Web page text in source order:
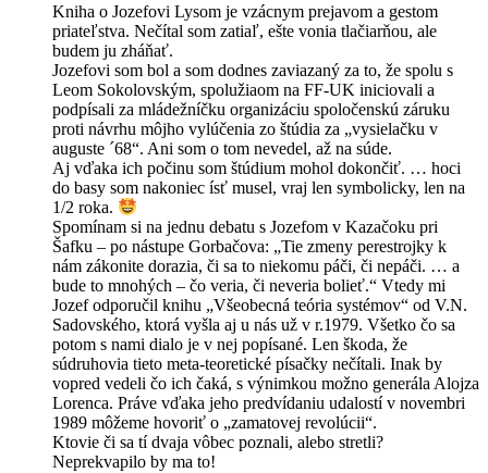
Kniha o Jozefovi Lysom je vzácnym prejavom a gestom
priateľstva. Nečítal som zatiaľ, ešte vonia tlačiarňou, ale
budem ju zháňať.
Jozefovi som bol a som dodnes zaviazaný za to, že spolu s
Leom Sokolovským, spolužiaom na FF-UK iniciovali a
podpísali za mládežníčku organizáciu spoločenskú záruku
proti návrhu môjho vylúčenia zo štúdia za „vysielačku v
auguste ´68“. Ani som o tom nevedel, až na súde.
Aj vďaka ich počinu som štúdium mohol dokončiť. … hoci
do basy som nakoniec ísť musel, vraj len symbolicky, len na
1/2 roka.
Spomínam si na jednu debatu s Jozefom v Kazačoku pri
Šafku – po nástupe Gorbačova: „Tie zmeny perestrojky k
nám zákonite dorazia, či sa to niekomu páči, či nepáči. … a
bude to mnohých – čo veria, či neveria bolieť.“ Vtedy mi
Jozef odporučil knihu „Všeobecná teória systémov“ od V.N.
Sadovského, ktorá vyšla aj u nás už v r.1979. Všetko čo sa
potom s nami dialo je v nej popísané. Len škoda, že
súdruhovia tieto meta-teoretické písačky nečítali. Inak by
vopred vedeli čo ich čaká, s výnimkou možno generála Alojza
Lorenca. Práve vďaka jeho predvídaniu udalostí v novembri
1989 môžeme hovoriť o „zamatovej revolúcii“.
Ktovie či sa tí dvaja vôbec poznali, alebo stretli?
Neprekvapilo by ma to!